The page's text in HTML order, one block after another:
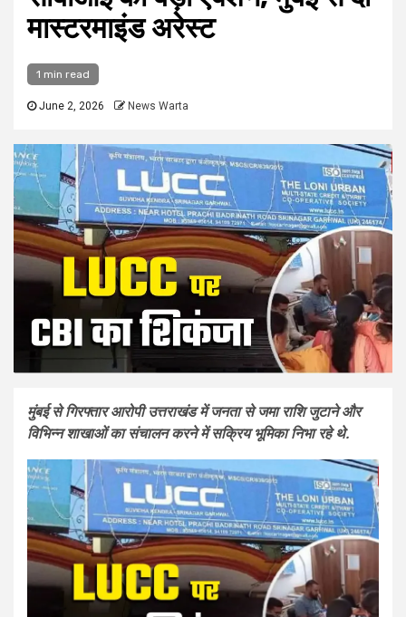
मास्टरमाइंड अरेस्ट
1 min read
June 2, 2026 News Warta
मुंबई से गिरफ्तार आरोपी उत्तराखंड में जनता से जमा राशि जुटाने और
विभिन्न शाखाओं का संचालन करने में सक्रिय भूमिका निभा रहे थे.